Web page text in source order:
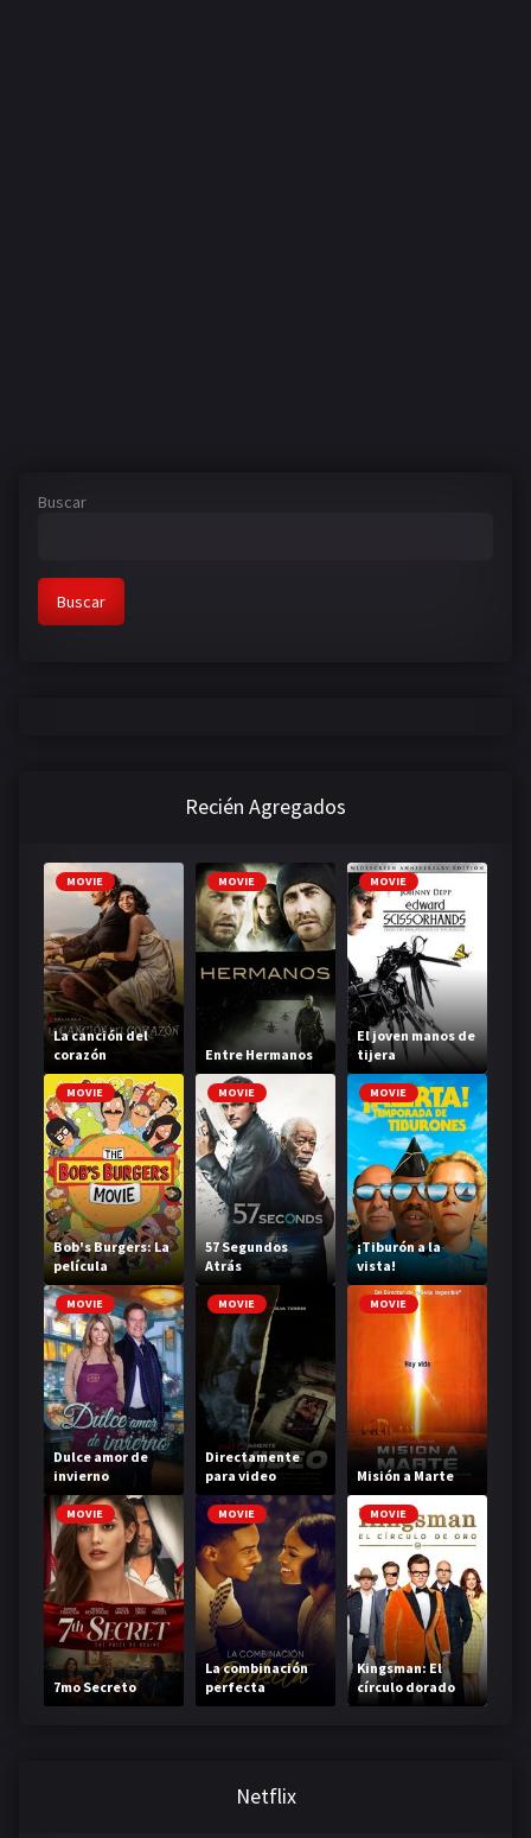
Buscar
Buscar
Recién Agregados
MOVIE
La canción del
corazón
MOVIE
Entre Hermanos
MOVIE
El joven manos de
tijera
MOVIE
Bob's Burgers: La
película
MOVIE
57 Segundos
Atrás
MOVIE
¡Tiburón a la
vista!
MOVIE
Dulce amor de
invierno
MOVIE
Directamente
para video
MOVIE
Misión a Marte
MOVIE
7mo Secreto
MOVIE
La combinación
perfecta
MOVIE
Kingsman: El
círculo dorado
Netflix